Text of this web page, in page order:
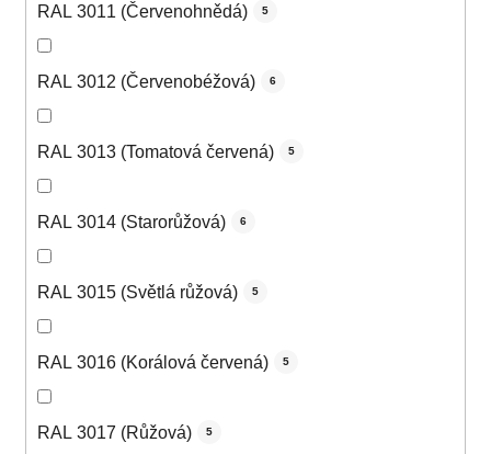
RAL 3011 (Červenohnědá) 5
RAL 3012 (Červenobéžová) 6
RAL 3013 (Tomatová červená) 5
RAL 3014 (Starorůžová) 6
RAL 3015 (Světlá růžová) 5
RAL 3016 (Korálová červená) 5
RAL 3017 (Růžová) 5